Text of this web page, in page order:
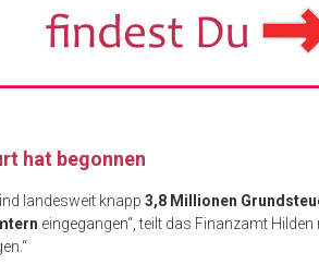
hat begonnen
landesweit knapp 3,8 Millionen
eingegangen“, teilt das Finanzamt